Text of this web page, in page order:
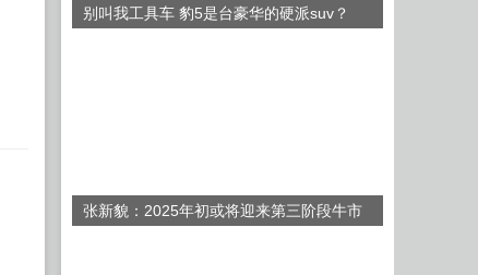
别叫我工具车 豹5是台豪华的硬派suv？
张新貌：2025年初或将迎来第三阶段牛市